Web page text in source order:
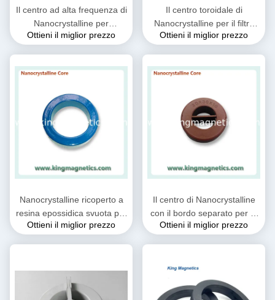
Il centro ad alta frequenza di
Nanocrystalline per
l'induttore della bobina di
Ottieni il miglior prezzo
Il centro toroidale di
Nanocrystalline per il filtro
comune N32-20-10 dalla
Ottieni il miglior prezzo
Nanocrystalline ricoperto a
resina epossidica svuota per
la bobina d'arresto comune
Ottieni il miglior prezzo
Il centro di Nanocrystalline
con il bordo separato per la
bobina d'arresto comune
Ottieni il miglior prezzo